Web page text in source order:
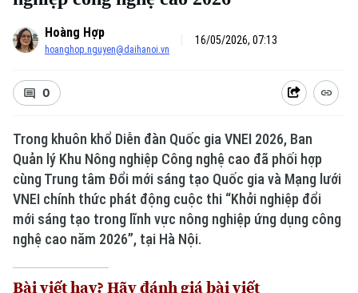
Xu hướng
Hoàng Hợp
hoanghop.nguyen@daihanoi.vn
16/05/2026, 07:13
0
Trong khuôn khổ Diễn đàn Quốc gia VNEI 2026, Ban
Quản lý Khu Nông nghiệp Công nghệ cao đã phối hợp
cùng Trung tâm Đổi mới sáng tạo Quốc gia và Mạng lưới
VNEI chính thức phát động cuộc thi “Khởi nghiệp đổi
mới sáng tạo trong lĩnh vực nông nghiệp ứng dụng công
nghệ cao năm 2026”, tại Hà Nội.
Bài viết hay? Hãy đánh giá bài viết